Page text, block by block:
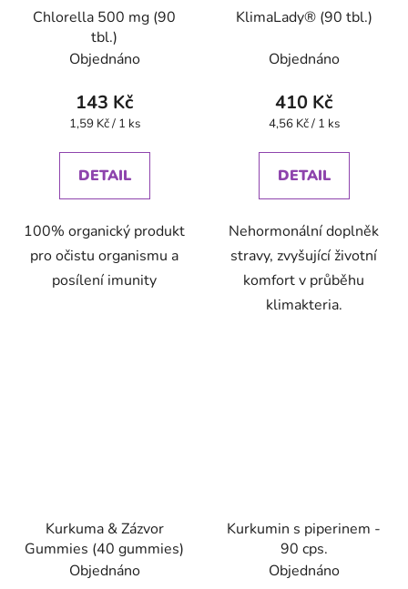
Chlorella 500 mg (90
tbl.)
Objednáno
143 Kč
Měrná
1,59 Kč / 1 ks
DETAIL
100% organický produkt
pro očistu organismu a
posílení imunity
KlimaLady® (90 tbl.)
Objednáno
410 Kč
Měrná
4,56 Kč / 1 ks
DETAIL
Nehormonální doplněk
stravy, zvyšující životní
komfort v průběhu
klimakteria.
Kurkuma & Zázvor
Gummies (40 gummies)
Objednáno
Kurkumin s piperinem -
90 cps.
Objednáno